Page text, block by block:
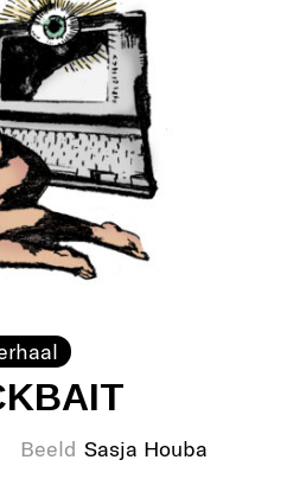
Beeld Sasja Houba